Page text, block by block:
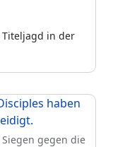
Titeljagd in der
gegen die